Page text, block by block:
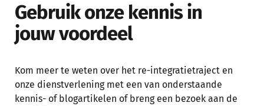
Gebruik onze kennis in
jouw voordeel
Kom meer te weten over het re-integratietraject en
onze dienstverlening met een van onderstaande
kennis- of blogartikelen of breng een bezoek aan de